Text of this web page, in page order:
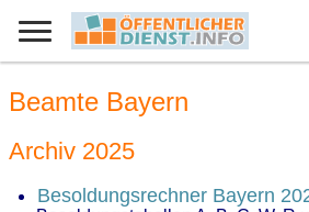
Beamte Bayern
Archiv 2025
Besoldungsrechner Bayern